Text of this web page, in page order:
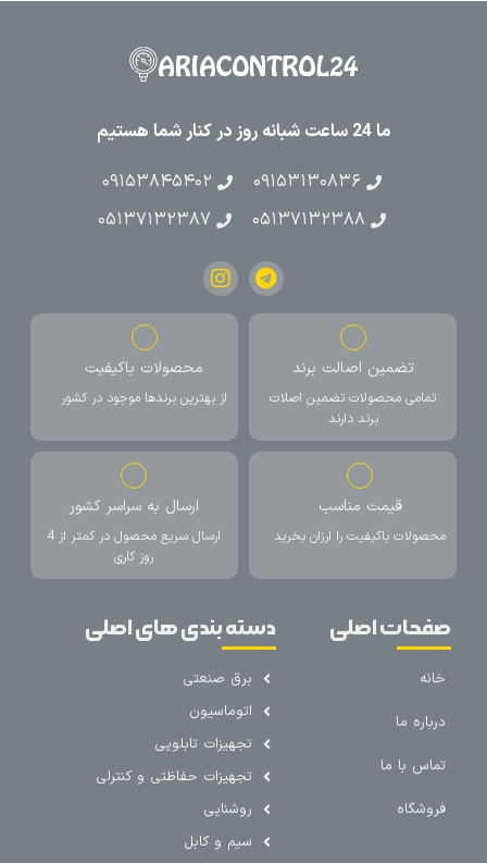
ما 24 ساعت شبانه روز در کنار شما هستیم
۰۹۱۵۳۱۳۰۸۳۶
۰۹۱۵۳۸۴۵۴۰۲
۰۵۱۳۷۱۳۲۳۸۸
۰۵۱۳۷۱۳۲۳۸۷
تضمین اصالت برند
تمامی محصولات تضمین اصلات
برند دارند
محصولات باکیفیت
از بهترین برندها موجود در کشور
قیمت مناسب
محصولات باکیفیت را ارزان بخرید
ارسال به سراسر کشور
ارسال سریع محصول در کمتر از 4
روز کاری
صفحات اصلی
خانه
درباره ما
تماس با ما
فروشگاه
دسته بندی های اصلی
برق صنعتی
اتوماسیون
تجهیزات تابلویی
تجهیزات حفاظتی و کنترلی
روشنایی
سیم و کابل